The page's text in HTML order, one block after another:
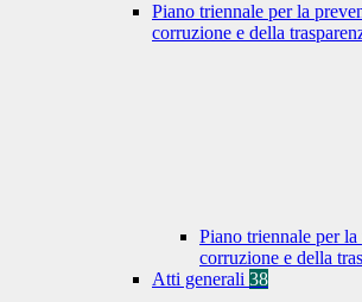
Piano triennale per la
corruzione e della
Piano triennale per
corruzione e della
Atti generali 38